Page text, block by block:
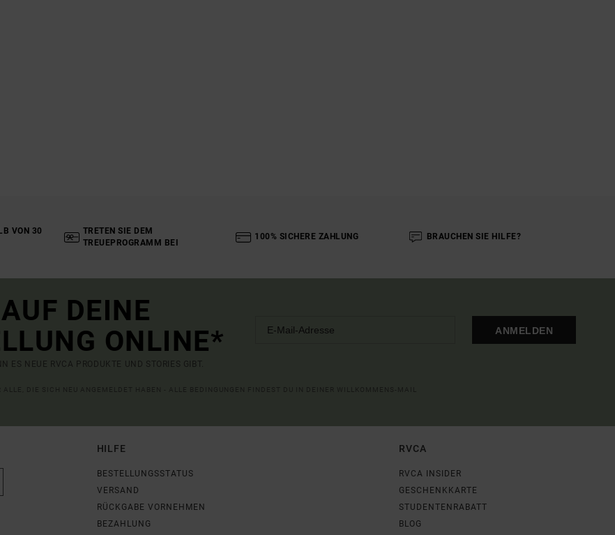
VON 30
TRETEN SIE DEM
TREUEPROGRAMM BEI
100% SICHERE ZAHLUNG BRAUCHEN SIE HILFE?
DEINE
ONLINE*
ES NEUE RVCA PRODUKTE UND STORIES GIBT.
ANMELDEN
HILFE
BESTELLUNGSSTATUS
VERSAND
RÜCKGABE VORNEHMEN
BEZAHLUNG
RVCA
RVCA INSIDER
GESCHENKKARTE
STUDENTENRABATT
BLOG